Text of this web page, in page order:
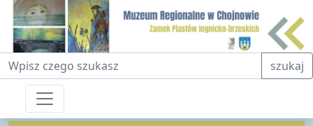
Fraza do wyszukiwania szukaj